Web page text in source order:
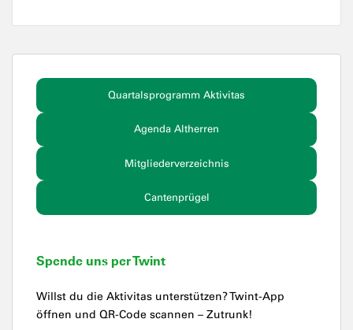
Quartalsprogramm Aktivitas
Agenda Altherren
Mitgliederverzeichnis
Cantenprügel
Spende uns per Twint
Willst du die Aktivitas unterstützen? Twint-App
öffnen und QR-Code scannen – Zutrunk!